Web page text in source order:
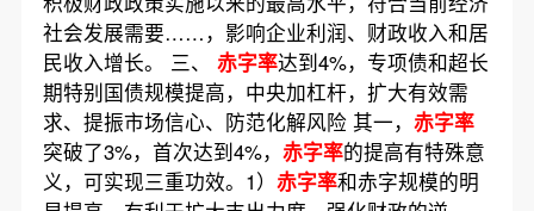
社会发展需要……，影响企业利润、财政收入和居
民收入增长。 三、 赤字率达到4%，专项债和超长
期特别国债规模提高，中央加杠杆，扩大有效需
求、提振市场信心、防范化解风险 其一， 赤字率
突破了3%，首次达到4%， 赤字率的提高有特殊意
义，可实现三重功效。1） 赤字率和赤字规模的明